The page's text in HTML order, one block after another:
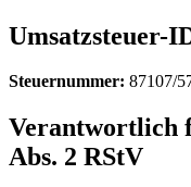
Umsatzsteuer-
Steuernummer: 87107/
Verantwortlich
Abs. 2 RStV